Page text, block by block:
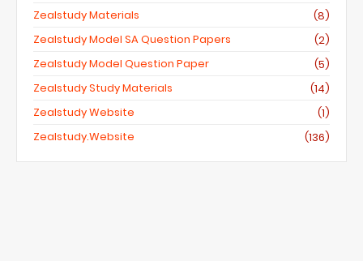
Zealstudy Materials
(8)
Zealstudy Model SA Question Papers
(2)
Zealstudy Model Question Paper
(5)
Zealstudy Study Materials
(14)
Zealstudy Website
(1)
Zealstudy.website
(136)